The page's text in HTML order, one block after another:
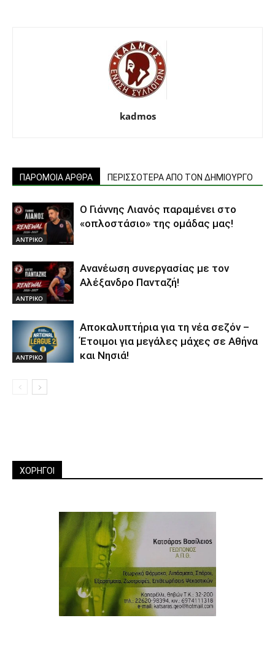
kadmos
ΠΑΡΟΜΟΙΑ ΑΡΘΡΑ ΠΕΡΙΣΣΟΤΕΡΑ ΑΠΟ ΤΟΝ ΔΗΜΙΟΥΡΓΟ
ΑΝTΡΙΚΟ
Ο Γιάννης Λιανός παραμένει στο
«οπλοστάσιο» της ομάδας μας!
ΑΝTΡΙΚΟ
Ανανέωση συνεργασίας με τον
Αλέξανδρο Πανταζή!
ΑΝTΡΙΚΟ
Αποκαλυπτήρια για τη νέα σεζόν –
Έτοιμοι για μεγάλες μάχες σε Αθήνα
και Νησιά!
ΧΟΡΗΓΟΙ